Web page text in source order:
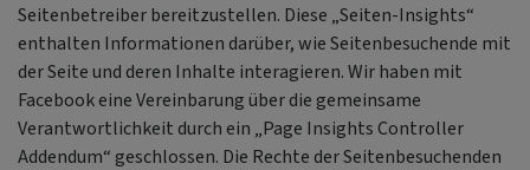
Seitenbetreiber bereitzustellen. Diese „Seiten-Insights“
enthalten Informationen darüber, wie Seitenbesuchende mit
der Seite und deren Inhalte interagieren. Wir haben mit
Facebook eine Vereinbarung über die gemeinsame
Verantwortlichkeit durch ein „Page Insights Controller
Addendum“ geschlossen. Die Rechte der Seitenbesuchenden